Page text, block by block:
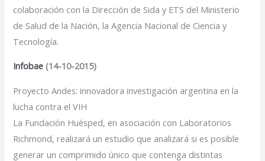
colaboración con la Dirección de Sida y ETS del Ministerio
de Salud de la Nación, la Agencia Nacional de Ciencia y
Tecnología.
Infobae (14-10-2015)
Proyecto Andes: innovadora investigación argentina en la
lucha contra el VIH
La Fundación Huésped, en asociación con Laboratorios
Richmond, realizará un estudio que analizará si es posible
generar un comprimido único que contenga distintas